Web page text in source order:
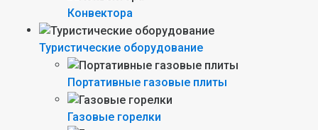
Конвектора
Туристические оборудование
Портативные газовые плиты
Газовые горелки